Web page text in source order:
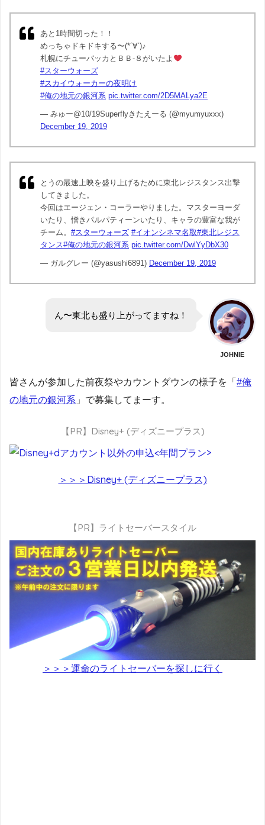
あと1時間切った！！
めっちゃドキドキする〜(*´∀`)♪
札幌にチューバッカとＢＢ-８がいたよ
#スターウォーズ
#スカイウォーカーの夜明け
#俺の地元の銀河系 pic.twitter.com/2D5MALya2E
— みゅー@10/19Superflyきたえーる (@myumyuxxx)
December 19, 2019
とうの最速上映を盛り上げるために東北レジスタンス出撃
してきました。
今回はエージェン・コーラーやりました。マスターヨーダ
いたり、憎きパルパティーンいたり、キャラの豊富な我が
チーム。 #スターウォーズ #イオンシネマ名取#東北レジス
タンス#俺の地元の銀河系 pic.twitter.com/DwlYyDbX30
— ガルグレー (@yasushi6891) December 19, 2019
ん〜東北も盛り上がってますね！
JOHNIE
皆さんが参加した前夜祭やカウントダウンの様子を「 #俺
の地元の銀河系 」で募集してまーす。
【PR】Disney+ (ディズニープラス)
＞＞＞Disney+ (ディズニープラス)
【PR】ライトセーバースタイル
＞＞＞運命のライトセーバーを探しに行く